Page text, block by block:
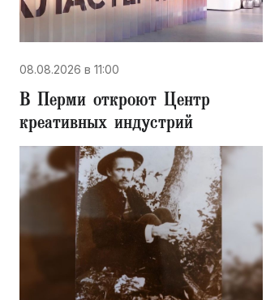
08.08.2026 в 11:00
В Перми откроют Центр
креативных индустрий